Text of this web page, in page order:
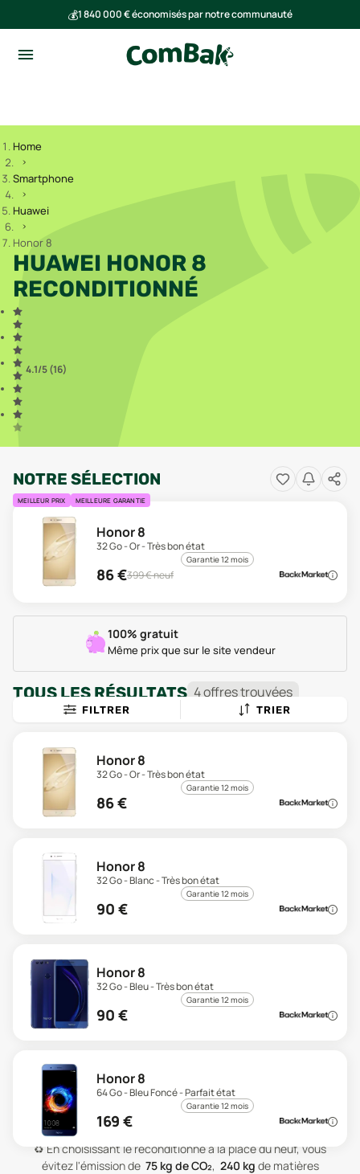
💰1 840 000 € économisés par notre communauté
Home
Smartphone
Huawei
Honor 8
HUAWEI HONOR 8
RECONDITIONNÉ
4.1/5 (16)
NOTRE SÉLECTION
MEILLEUR PRIX MEILLEURE GARANTIE
Honor 8
32 Go - Or - Très bon état
Garantie 12 mois
86€399€ neuf
100% gratuit
Même prix que sur le site vendeur
TOUS LES RÉSULTATS 4offrestrouvées
FILTRER TRIER
Honor 8
32 Go - Or - Très bon état
Garantie 12 mois
86€
Honor 8
32 Go - Blanc - Très bon état
Garantie 12 mois
90 €
Honor 8
32 Go - Bleu - Très bon état
Garantie 12 mois
90 €
Honor 8
64 Go - Bleu Foncé - Parfait état
Garantie 12 mois
169 €
♻️ En choisissant le reconditionné à la place du neuf, vous
évitez l'émission de 75 kg de CO₂, 240 kg de matières